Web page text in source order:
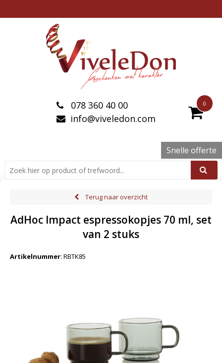
0
078 360 40 00
info@viveledon.com
Snelle offerte
Terug naar overzicht
AdHoc Impact espressokopjes 70 ml, set
van 2 stuks
Artikelnummer: RBTK85